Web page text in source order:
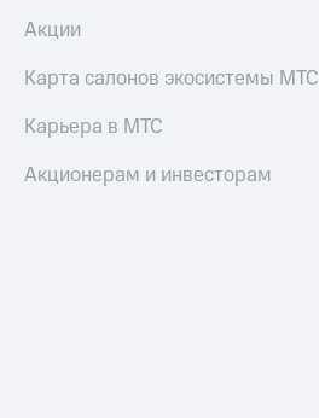
Акции
Карта салонов экосистемы МТС
Карьера в МТС
Акционерам и инвесторам